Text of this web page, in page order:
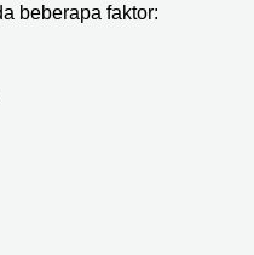
beberapa faktor: